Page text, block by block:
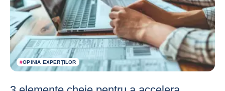
#OPINIA EXPERȚILOR